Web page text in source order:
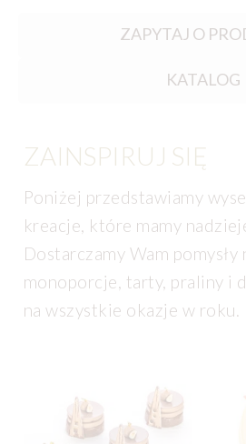
ZAPYTAJ O
KATALOG
ZAINSPIRUJ SIĘ
Poniżej przedstawiamy
kreacje, które mamy
Dostarczamy Wam pomysły
monoporcje, tarty, praliny i
na wszystkie okazje w roku.